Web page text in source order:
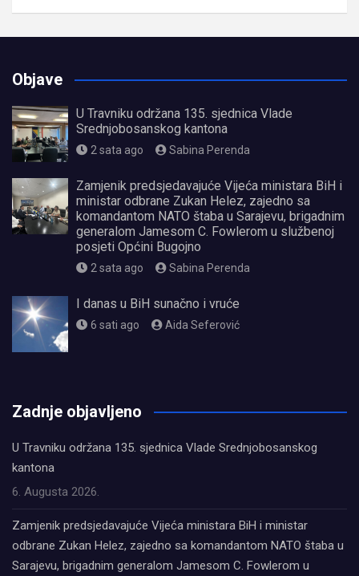
Objave
U Travniku održana 135. sjednica Vlade
Srednjobosanskog kantona
2 sata ago Sabina Perenda
Zamjenik predsjedavajuće Vijeća ministara BiH i
ministar odbrane Zukan Helez, zajedno sa
komandantom NATO štaba u Sarajevu, brigadnim
generalom Jamesom C. Fowlerom u službenoj
posjeti Općini Bugojno
2 sata ago Sabina Perenda
I danas u BiH sunačno i vruće
6 sati ago Aida Seferović
Zadnje objavljeno
U Travniku održana 135. sjednica Vlade Srednjobosanskog
kantona
6. Augusta 2026.
Zamjenik predsjedavajuće Vijeća ministara BiH i ministar
odbrane Zukan Helez, zajedno sa komandantom NATO štaba u
Sarajevu, brigadnim generalom Jamesom C. Fowlerom u